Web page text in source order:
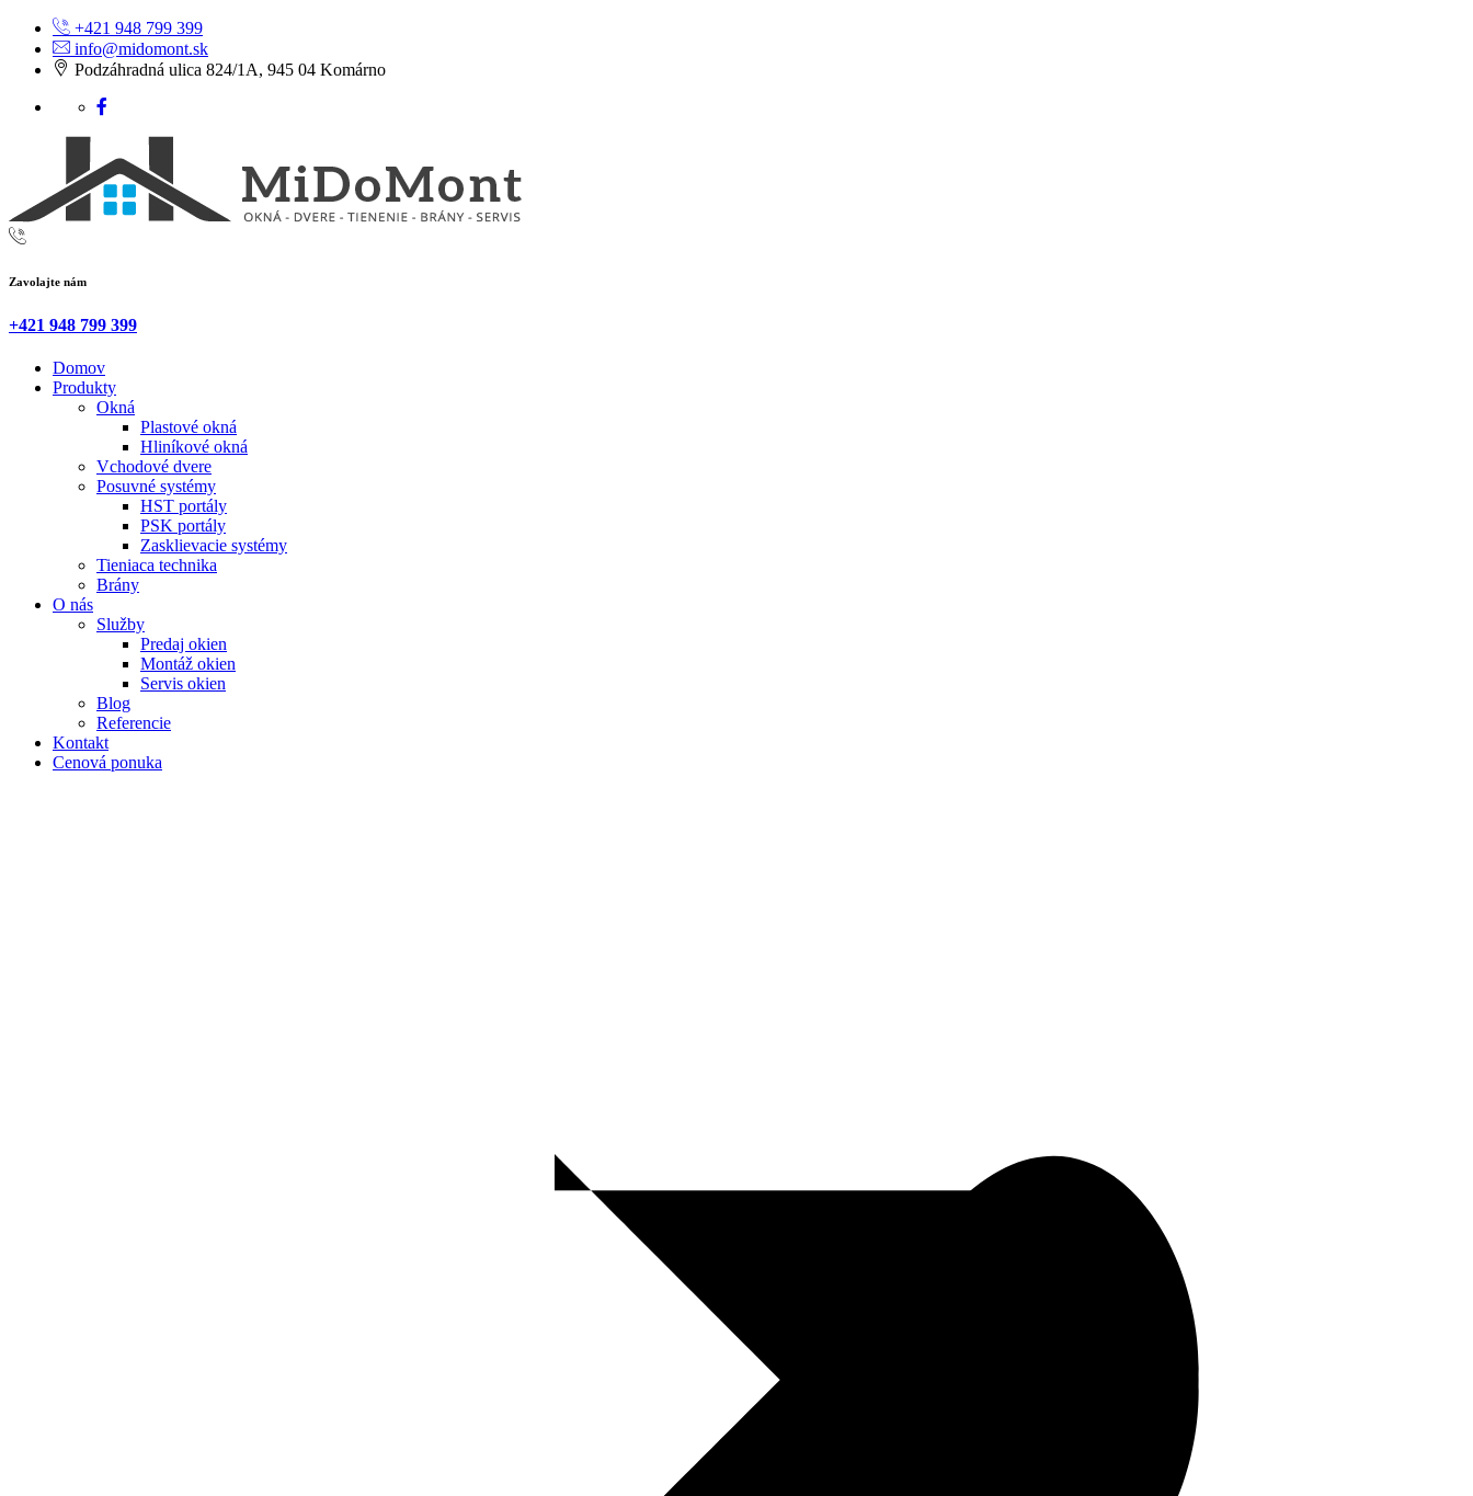
+421 948 799 399
info@midomont.sk
Podzáhradná ulica 824/1A, 945 04 Komárno
Zavolajte nám
+421 948 799 399
Domov
Produkty
Okná
Plastové okná
Hliníkové okná
Vchodové dvere
Posuvné systémy
HST portály
PSK portály
Zasklievacie systémy
Tieniaca technika
Brány
O nás
Služby
Predaj okien
Montáž okien
Servis okien
Blog
Referencie
Kontakt
Cenová ponuka